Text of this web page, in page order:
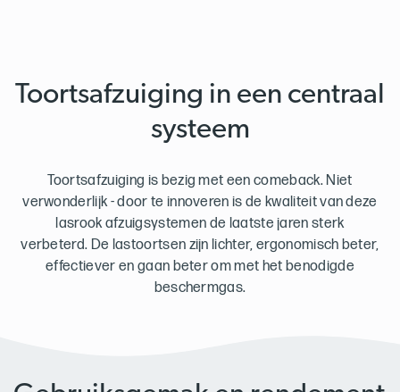
Toortsafzuiging in een centraal
systeem
Toortsafzuiging is bezig met een comeback. Niet
verwonderlijk - door te innoveren is de kwaliteit van deze
lasrook afzuigsystemen de laatste jaren sterk
verbeterd. De lastoortsen zijn lichter, ergonomisch beter,
effectiever en gaan beter om met het benodigde
beschermgas.